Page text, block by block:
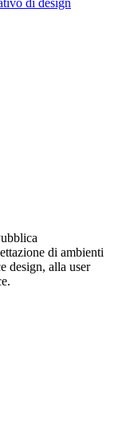
di ambienti
design, alla user